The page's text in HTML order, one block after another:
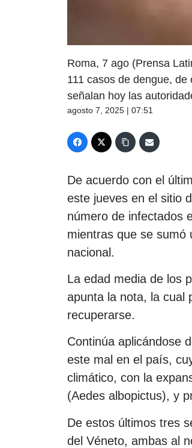
Roma, 7 ago (Prensa
111 casos de dengue,
señalan hoy las
agosto 7, 2025 | 07:51
De acuerdo con el
este jueves en el sitio
número de infectados
mientras que se sumó
nacional.
La edad media de los
apunta la nota, la cual
recuperarse.
Continúa aplicándose
este mal en el país,
climático, con la
(Aedes albopictus), y
De estos últimos tres
del Véneto, ambas al